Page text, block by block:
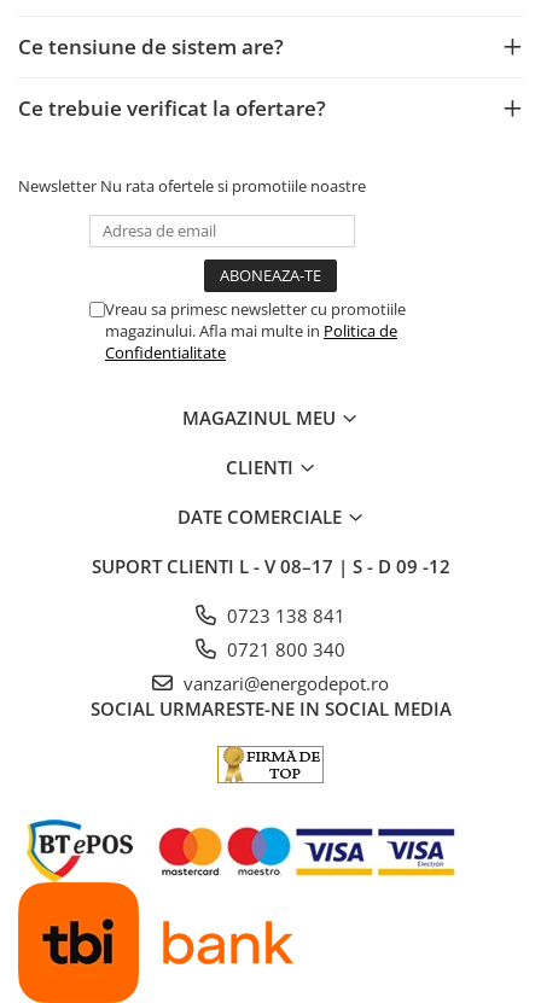
Ce tensiune de sistem are?
Ce trebuie verificat la ofertare?
Newsletter Nu rata ofertele si promotiile noastre
Vreau sa primesc newsletter cu promotiile
magazinului. Afla mai multe in Politica de
Confidentialitate
MAGAZINUL MEU
CLIENTI
DATE COMERCIALE
SUPORT CLIENTI L - V 08–17 | S - D 09 -12
0723 138 841
0721 800 340
vanzari@energodepot.ro
SOCIAL URMARESTE-NE IN SOCIAL MEDIA